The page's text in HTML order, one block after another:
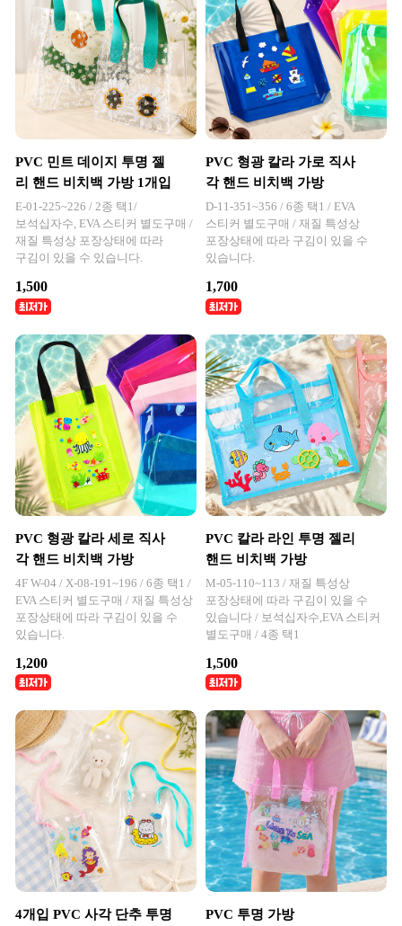
PVC 민트 데이지 투명 젤
리 핸드 비치백 가방 1개입
E-01-225~226 / 2종 택1/
보석십자수, EVA 스티커 별도구매 /
재질 특성상 포장상태에 따라
구김이 있을 수 있습니다.
1,500
PVC 형광 칼라 가로 직사
각 핸드 비치백 가방
D-11-351~356 / 6종 택1 / EVA
스티커 별도구매 / 재질 특성상
포장상태에 따라 구김이 있을 수
있습니다.
1,700
PVC 형광 칼라 세로 직사
각 핸드 비치백 가방
4F W-04 / X-08-191~196 / 6종 택1 /
EVA 스티커 별도구매 / 재질 특성상
포장상태에 따라 구김이 있을 수
있습니다.
1,200
PVC 칼라 라인 투명 젤리
핸드 비치백 가방
M-05-110~113 / 재질 특성상
포장상태에 따라 구김이 있을 수
있습니다 / 보석십자수,EVA 스티커
별도구매 / 4종 택1
1,500
4개입 PVC 사각 단추 투명
PVC 투명 가방